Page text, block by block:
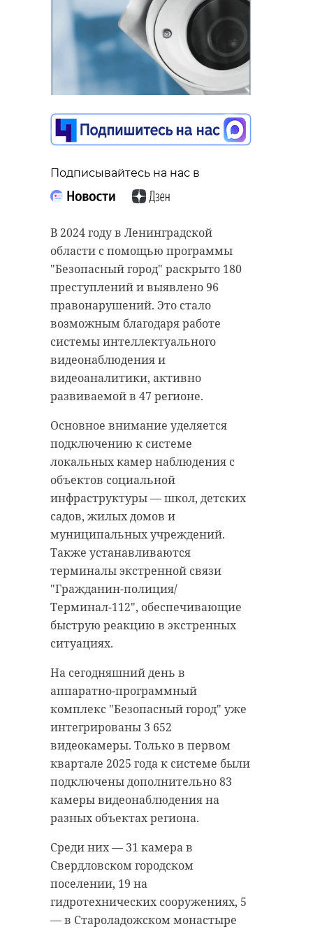
Подписывайтесь на нас в
В 2024 году в Ленинградской
области с помощью программы
"Безопасный город" раскрыто 180
преступлений и выявлено 96
правонарушений. Это стало
возможным благодаря работе
системы интеллектуального
видеонаблюдения и
видеоаналитики, активно
развиваемой в 47 регионе.
Основное внимание уделяется
подключению к системе
локальных камер наблюдения с
объектов социальной
инфраструктуры — школ, детских
садов, жилых домов и
муниципальных учреждений.
Также устанавливаются
терминалы экстренной связи
"Гражданин-полиция/
Терминал-112", обеспечивающие
быструю реакцию в экстренных
ситуациях.
На сегодняшний день в
аппаратно-программный
комплекс "Безопасный город" уже
интегрированы 3 652
видеокамеры. Только в первом
квартале 2025 года к системе были
подключены дополнительно 83
камеры видеонаблюдения на
разных объектах региона.
Среди них — 31 камера в
Свердловском городском
поселении, 19 на
гидротехнических сооружениях, 5
— в Староладожском монастыре